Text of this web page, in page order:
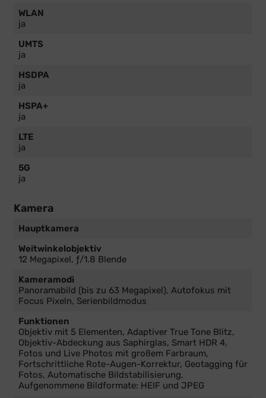
WLAN
ja
UMTS
ja
HSDPA
ja
HSPA+
ja
LTE
ja
5G
ja
Kamera
Hauptkamera
Weitwinkelobjektiv
12 Megapixel, ƒ/1.8 Blende
Kameramodi
Panoramabild (bis zu 63 Megapixel), Autofokus mit
Focus Pixeln, Serienbildmodus
Funktionen
Objektiv mit 5 Elementen, Adaptiver True Tone Blitz,
Objektiv-Abdeckung aus Saphirglas, Smart HDR 4,
Fotos und Live Photos mit großem Farbraum,
Fortschrittliche Rote-Augen-Korrektur, Geotagging für
Fotos, Automatische Bildstabilisierung,
Aufgenommene Bildformate: HEIF und JPEG